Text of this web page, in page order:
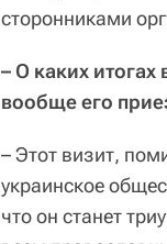
сторонниками
– О каких
вообще его
– Этот визит,
украинское
что он станет